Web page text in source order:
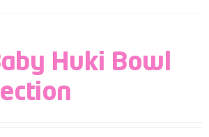
Huki Bowl